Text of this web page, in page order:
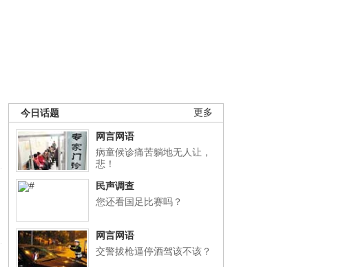
更多
今日话题
网言网语
病童候诊痛苦躺地无人让，
悲！
民声调查
您还看国足比赛吗？
网言网语
交警拔枪逼停酒驾该不该？